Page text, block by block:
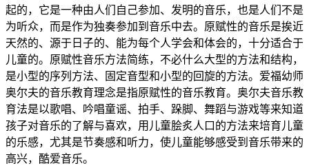
起的，它是一种由人们自己参加、发明的音乐，也是人们不是
为听众，而是作为独奏参加到音乐中去。原赋性的音乐是挨近
天然的、源于日子的、能为每个人学会和体会的，十分适合于
儿童的。原赋性音乐方法简练，不必什么大型的方法和结构，
是小型的序列方法、固定音型和小型的回旋的方法。爱福幼师
奥尔夫的音乐教育理念是指原赋性的音乐教育。奥尔夫音乐教
育法是以歌唱、吟唱童谣、拍手、跺脚、舞蹈与游戏等来知道
孩子对音乐的了解与喜欢，用儿童脍炙人口的方法来培育儿童
的乐感，尤其是节奏感和听力，使儿童能够感受到音乐带来的
高兴，酷爱音乐。